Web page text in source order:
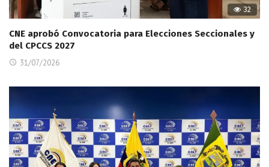
32
CNE aprobó Convocatoria para Elecciones Seccionales y
del CPCCS 2027
31/07/2026